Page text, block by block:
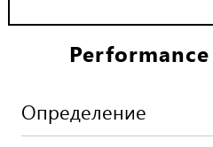
Определение